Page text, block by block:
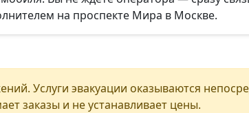
на проспекте Мира в Москве.
Услуги эвакуации оказываются
заказы и не устанавливает цены.